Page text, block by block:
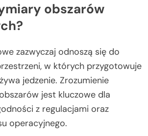
obszarów
zazwyczaj odnoszą się do
w których przygotowuje
jedzenie. Zrozumienie
jest kluczowe dla
z regulacjami oraz
operacyjnego.